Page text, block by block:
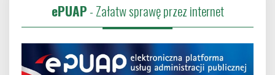
ePUAP- Załatw sprawę przez internet